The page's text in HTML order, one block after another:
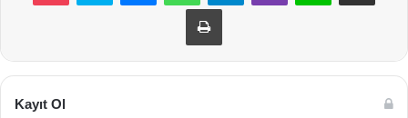
Yazdır
Kayıt Ol